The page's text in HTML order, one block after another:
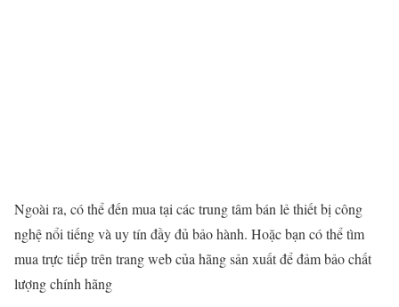
Ngoài ra, có thể đến mua tại các trung tâm bán lẻ thiết bị công
nghệ nổi tiếng và uy tín đầy đủ bảo hành. Hoặc bạn có thể tìm
mua trực tiếp trên trang web của hãng sản xuất để đảm bảo chất
lượng chính hãng